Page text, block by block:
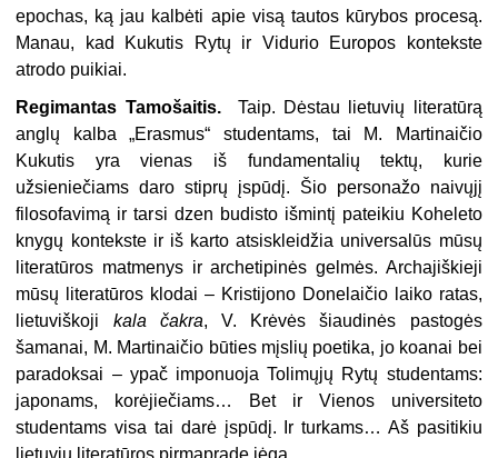
epochas, ką jau kalbėti apie visą tautos kūrybos procesą.
Manau, kad Kukutis Rytų ir Vidurio Europos kontekste
atrodo puikiai.
Regimantas Tamošaitis.
Taip. Dėstau lietuvių literatūrą
anglų kalba „Erasmus“ studentams, tai M. Martinaičio
Kukutis yra vienas iš fundamentalių tektų, kurie
užsieniečiams daro stiprų įspūdį. Šio personažo naivųjį
filosofavimą ir tarsi dzen budisto išmintį pateikiu Koheleto
knygų kontekste ir iš karto atsiskleidžia universalūs mūsų
literatūros matmenys ir archetipinės gelmės. Archajiškieji
mūsų literatūros klodai – Kristijono Donelaičio laiko ratas,
lietuviškoji kala čakra, V. Krėvės šiaudinės pastogės
šamanai, M. Martinaičio būties mįslių poetika, jo koanai bei
paradoksai – ypač imponuoja Tolimųjų Rytų studentams:
japonams, korėjiečiams… Bet ir Vienos universiteto
studentams visa tai darė įspūdį. Ir turkams… Aš pasitikiu
lietuvių literatūros pirmaprade jėga.